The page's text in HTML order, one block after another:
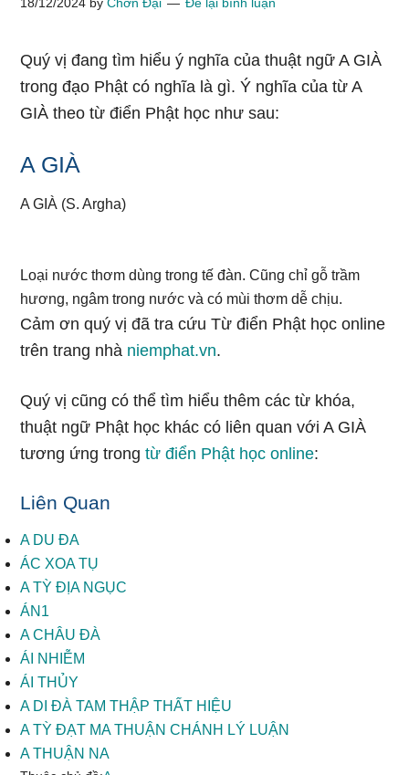
Quý vị đang tìm hiểu ý nghĩa của thuật ngữ A GIÀ
trong đạo Phật có nghĩa là gì. Ý nghĩa của từ A
GIÀ theo từ điển Phật học như sau:
A GIÀ
A GIÀ (S. Argha)
Loại nước thơm dùng trong tế đàn. Cũng chỉ gỗ trầm
hương, ngâm trong nước và có mùi thơm dễ chịu.
Cảm ơn quý vị đã tra cứu Từ điển Phật học online
trên trang nhà niemphat.vn.
Quý vị cũng có thể tìm hiểu thêm các từ khóa,
thuật ngữ Phật học khác có liên quan với A GIÀ
tương ứng trongtừ điển Phật học online:
Liên Quan
A DU ĐA
ÁC XOA TỤ
A TỲ ĐỊA NGỤC
ÁN1
A CHÂU ĐÀ
ÁI NHIỄM
ÁI THỦY
A DI ĐÀ TAM THẬP THẤT HIỆU
A TỲ ĐẠT MA THUẬN CHÁNH LÝ LUẬN
A THUẬN NA